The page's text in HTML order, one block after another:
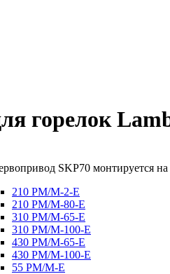
горелок
SKP70 монтируется
210 PM/M-2-E
210 PM/M-80-E
310 PM/M-65-E
310 PM/M-100-E
430 PM/M-65-E
430 PM/M-100-E
55 PM/M-E